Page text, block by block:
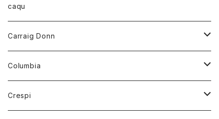
チーフ
オーバーオール
ショートパンツ
レディース
オーバーオール
カーディガン
靴
トップス
ハーフスリーブTシャツ
caqu
Carraig Donn
ニット
Columbia
アウター
Crespi